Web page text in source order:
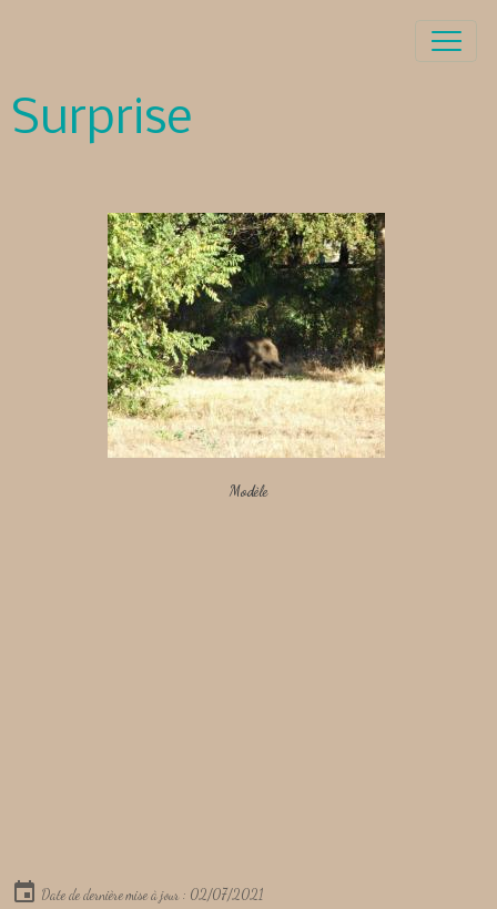
Surprise
Modèle
Date de dernière mise à jour : 02/07/2021